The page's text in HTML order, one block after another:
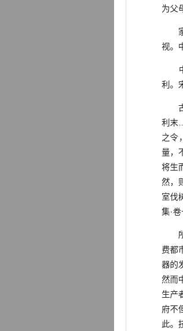
为父
家
视。
中
利。
古
利末
之令
量，
将生
然，
室伐
集·卷
所
费都
器的
然而
生产
府不
此。